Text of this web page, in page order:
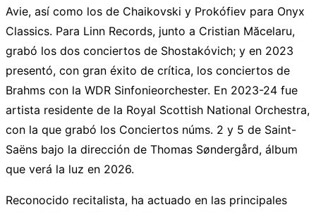
Avie, así como los de Chaikovski y Prokófiev para Onyx
Classics. Para Linn Records, junto a Cristian Măcelaru,
grabó los dos conciertos de Shostakóvich; y en 2023
presentó, con gran éxito de crítica, los conciertos de
Brahms con la WDR Sinfonieorchester. En 2023-24 fue
artista residente de la Royal Scottish National Orchestra,
con la que grabó los Conciertos núms. 2 y 5 de Saint-
Saëns bajo la dirección de Thomas Søndergård, álbum
que verá la luz en 2026.
Reconocido recitalista, ha actuado en las principales